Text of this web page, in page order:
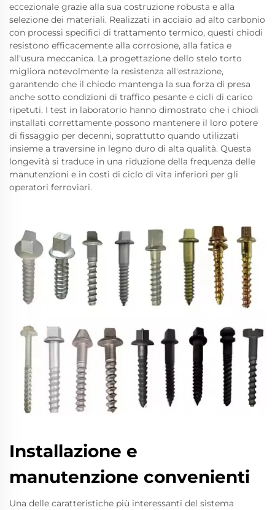
eccezionale grazie alla sua costruzione robusta e alla
selezione dei materiali. Realizzati in acciaio ad alto carbonio
con processi specifici di trattamento termico, questi chiodi
resistono efficacemente alla corrosione, alla fatica e
all'usura meccanica. La progettazione dello stelo torto
migliora notevolmente la resistenza all'estrazione,
garantendo che il chiodo mantenga la sua forza di presa
anche sotto condizioni di traffico pesante e cicli di carico
ripetuti. I test in laboratorio hanno dimostrato che i chiodi
installati correttamente possono mantenere il loro potere
di fissaggio per decenni, soprattutto quando utilizzati
insieme a traversine in legno duro di alta qualità. Questa
longevità si traduce in una riduzione della frequenza delle
manutenzioni e in costi di ciclo di vita inferiori per gli
operatori ferroviari.
Installazione e
manutenzione convenienti
Una delle caratteristiche più interessanti del sistema